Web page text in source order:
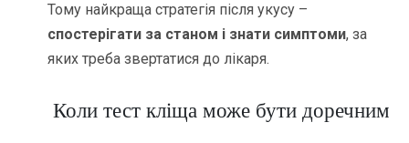
Тому найкраща стратегія після укусу –
спостерігати за станом і знати симптоми, за
яких треба звертатися до лікаря.
Коли тест кліща може бути доречним